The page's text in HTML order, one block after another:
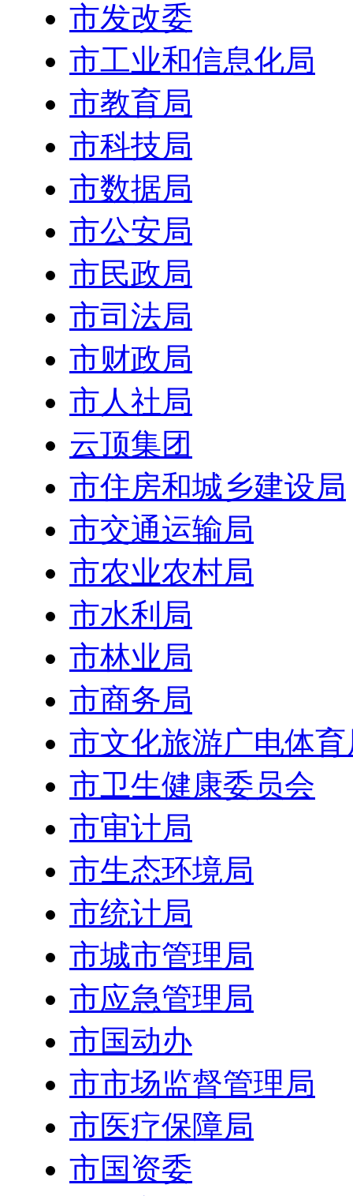
市发改委
市工业和信息化局
市教育局
市科技局
市数据局
市公安局
市民政局
市司法局
市财政局
市人社局
云顶集团
市住房和城乡建设局
市交通运输局
市农业农村局
市水利局
市林业局
市商务局
市文化旅游广电体育
市卫生健康委员会
市审计局
市生态环境局
市统计局
市城市管理局
市应急管理局
市国动办
市市场监督管理局
市医疗保障局
市国资委